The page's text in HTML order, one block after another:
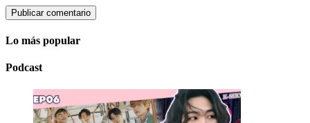
Lo más popular
Podcast